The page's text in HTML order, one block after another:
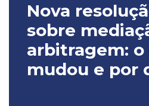
Nova
sobre
arbitragem: o
mudou e por